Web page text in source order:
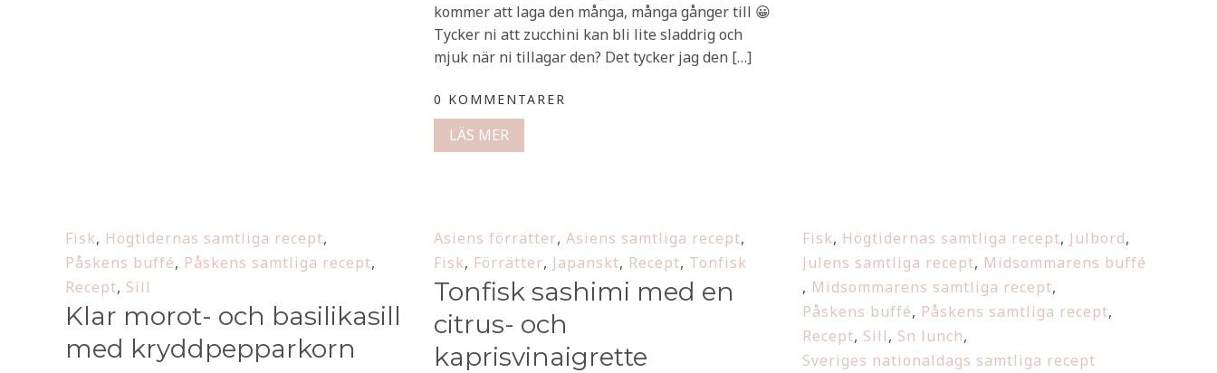
kommer att laga den många, många gånger till 😀
Tycker ni att zucchini kan bli lite sladdrig och
mjuk när ni tillagar den? Det tycker jag den […]
0 KOMMENTARER
LÄS MER
Fisk, Högtidernas samtliga recept,
Påskens buffé, Påskens samtliga recept,
Recept, Sill
Klar morot- och basilikasill
med kryddpepparkorn
Asiens förrätter, Asiens samtliga recept,
Fisk, Förrätter, Japanskt, Recept, Tonfisk
Tonfisk sashimi med en
citrus- och
kaprisvinaigrette
Fisk, Högtidernas samtliga recept, Julbord,
Julens samtliga recept, Midsommarens buffé
, Midsommarens samtliga recept,
Påskens buffé, Påskens samtliga recept,
Recept, Sill, Sn lunch,
Sveriges nationaldags samtliga recept